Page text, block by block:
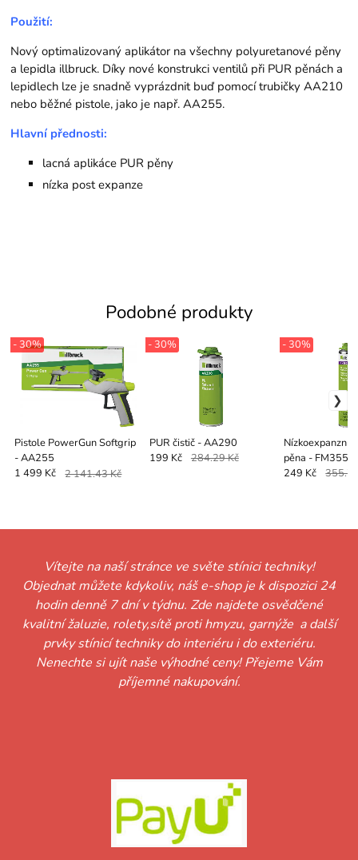
Použití:
Nový optimalizovaný aplikátor na všechny polyuretanové pěny
a lepidla illbruck. Díky nové konstrukci ventilů při PUR pěnách a
lepidlech lze je snadně vyprázdnit buď pomocí trubičky AA210
nebo běžné pistole, jako je např. AA255.
Hlavní přednosti:
lacná aplikáce PUR pěny
nízka post expanze
Podobné produkty
Pistole PowerGun Softgrip
- AA255
- 30%
1 499 Kč 2 141.43 Kč
PUR čistič - AA290
- 30%
199 Kč 284.29 Kč
Nízkoexpanzní
pěna - FM355
- 30%
249 Kč
Vítejte na naší stránce ve světe stínici techniky!
Objednat můžete kdykoliv, náš e-shop je k dispozici 24
hodin denně 7 dní v týdnu. Zde najdete osvědčené
kvalitní žaluzie, rolety,sítě proti hmyzu, garnýže a další
prvky stínicí techniky do interiéru i do exteriéru.
Nenechte si ujít naše výhodné ceny! Přejeme Vám
příjemné nakupování.